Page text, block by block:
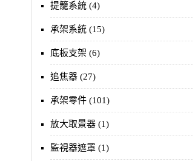
提籠系統 (4)
承架系統 (15)
底板支架 (6)
追焦器 (27)
承架零件 (101)
放大取景器 (1)
監視器遮罩 (1)